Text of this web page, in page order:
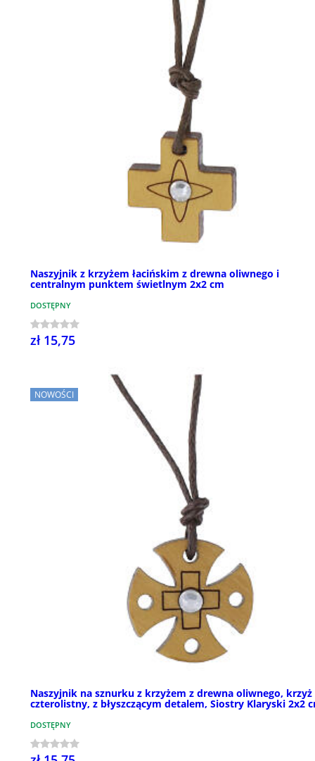
Naszyjnik z krzyżem łacińskim z drewna oliwnego i
centralnym punktem świetlnym 2x2 cm
DOSTĘPNY
zł 15,75
NOWOŚCI
Naszyjnik na sznurku z krzyżem z drewna oliwnego, krzyż
czterolistny, z błyszczącym detalem, Siostry Klaryski 2x2
DOSTĘPNY